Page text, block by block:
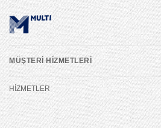
MÜŞTERİ HİZMETLERİ
HİZMETLER